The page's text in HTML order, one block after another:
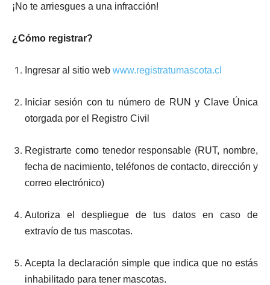
¡No te arriesgues a una infracción!
¿Cómo registrar?
Ingresar al sitio web www.registratumascota.cl
Iniciar sesión con tu número de RUN y Clave Única
otorgada por el Registro Civil
Registrarte como tenedor responsable (RUT, nombre,
fecha de nacimiento, teléfonos de contacto, dirección y
correo electrónico)
Autoriza el despliegue de tus datos en caso de
extravío de tus mascotas.
Acepta la declaración simple que indica que no estás
inhabilitado para tener mascotas.